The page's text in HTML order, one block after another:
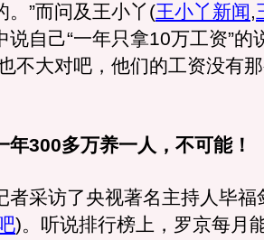
。”而问及王小丫 (王小丫新闻,
说自己“一年只拿10万工资”的
不大对吧，他们的工资没有
300多万养一人，不可能！
采访了央视著名主持人毕福
)。听说排行榜上，罗京每月